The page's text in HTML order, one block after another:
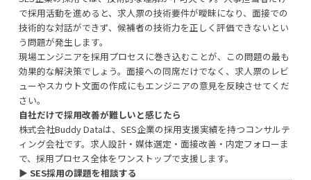
で採用活動を進めると、求人票の技術要件が曖昧になり、面接での
技術的な対話ができず、候補者の技術力を正しく評価できないとい
う問題が発生します。
現場エンジニアを採用プロセスに巻き込むことが、この問題の最も
効果的な解決策でしょう。面接への同席だけでなく、求人票のレビ
ューやスカウト文面の作成にもエンジニアの意見を反映させてくだ
さい。
自社だけで採用改善が難しいと感じたら
株式会社Buddy Dataは、SES企業の採用支援実績を持つコンサルテ
ィング会社です。求人設計・媒体選定・面接改善・内定フォローま
で、採用プロセス全体をワンストップで支援します。
▶︎ SES採用の課題を相談する